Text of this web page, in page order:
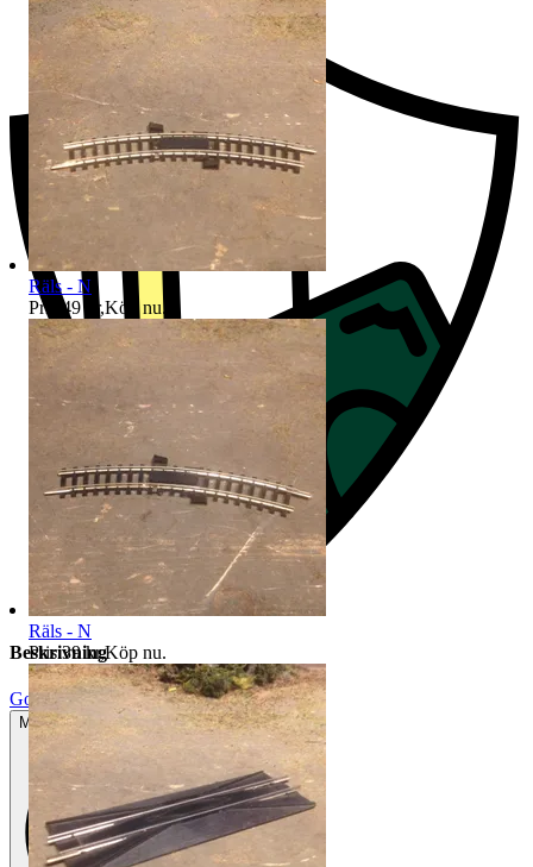
Beskrivning
Gott använt skick
Mindre tecken på användning
Räls - N
Pris:
49 kr,Köp nu.
Räls - N
Pris:39 kr,Köp nu.